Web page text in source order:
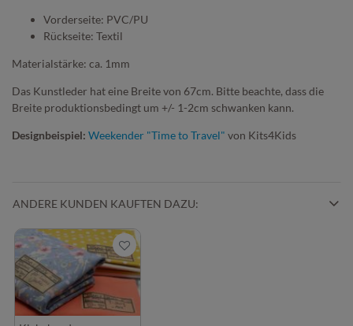
Vorderseite: PVC/PU
Rückseite: Textil
Materialstärke: ca. 1mm
Das Kunstleder hat eine Breite von 67cm. Bitte beachte, dass die
Breite produktionsbedingt um +/- 1-2cm schwanken kann.
Designbeispiel: Weekender "Time to Travel" von Kits4Kids
ANDERE KUNDEN KAUFTEN DAZU: